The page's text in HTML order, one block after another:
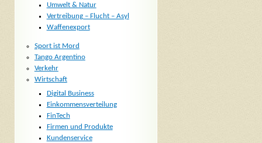
Umwelt & Natur
Vertreibung – Flucht – Asyl
Waffenexport
Sport ist Mord
Tango Argentino
Verkehr
Wirtschaft
Digital Business
Einkommensverteilung
FinTech
Firmen und Produkte
Kundenservice